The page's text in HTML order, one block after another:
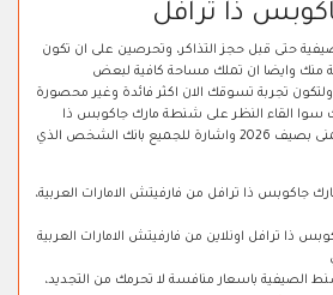
ذا ترافل
حتى قبل حجز التذاكر، وتحرصين على ان تكون
منك وايضا ان تملك مساحة كافية لبعض
تجربة تسوقك الان اكثر فائدة وغير محصورة
القاء النظر على شنطة مارك جاكوبس ذا
ترافل الفاخرة، لتصبح يدك اليمنى بصيف 2026 واشارة للجميع بانك الشخص الذي
جاكوبس ذا ترافل من فارفيتش الامارات العربية،
ذا ترافل اونلاين من فارفيتش الامارات العربية
الصيفية باسعار منافسة لا تحرمك من التجديد،